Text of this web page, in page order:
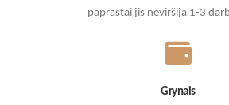
paprastai jis neviršija 1-3
Grynais